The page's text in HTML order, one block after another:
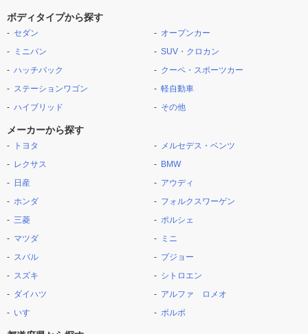
ボディタイプから探す
セダン
ミニバン
ハッチバック
ステーションワゴン
ハイブリッド
オープンカー
SUV・クロカン
クーペ・スポーツカー
軽自動車
その他
メーカーから探す
トヨタ
レクサス
日産
ホンダ
三菱
マツダ
スバル
スズキ
ダイハツ
いすゞ
メルセデス・ベンツ
BMW
アウディ
フォルクスワーゲン
ポルシェ
ミニ
プジョー
シトロエン
アルファ ロメオ
ボルボ